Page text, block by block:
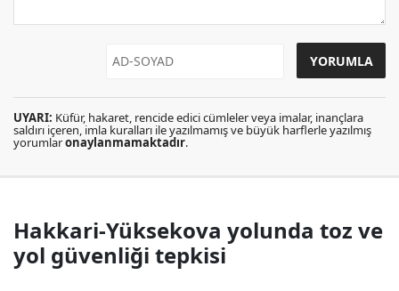
UYARI: Küfür, hakaret, rencide edici cümleler veya imalar, inançlara
saldırı içeren, imla kuralları ile yazılmamış ve büyük harflerle yazılmış
yorumlaronaylanmamaktadır.
Hakkari-Yüksekova yolunda toz ve
yol güvenliği tepkisi